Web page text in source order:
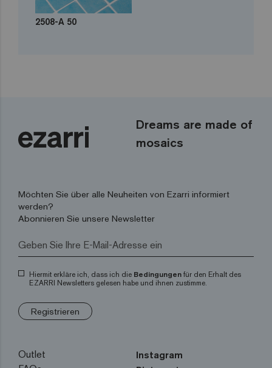
2508-A 50
Dreams are made of
mosaics
Möchten Sie über alle Neuheiten von Ezarri informiert
werden?
Abonnieren Sie unsere Newsletter
Hiermit erkläre ich, dass ich die Bedingungen für den Erhalt des
EZARRI Newsletters gelesen habe und ihnen zustimme.
Registrieren
Outlet
Instagram